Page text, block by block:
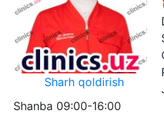
Sharh qoldirish
Shanba 09:00-16:00